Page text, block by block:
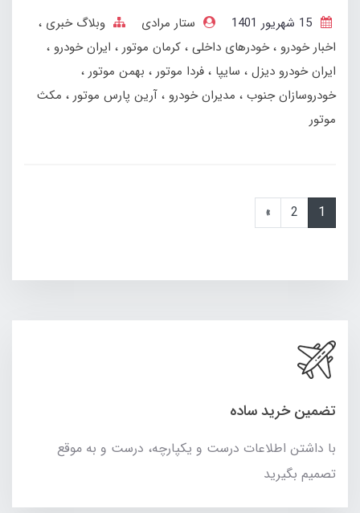
ستار مرادی
وبلاگ خبری
اخبار خودرو
خودرهای داخلی کرمان موتور
ایران خودرو
ایران خودرو دیزل
سایپا فردا موتور
بهمن‌ موتور
خودروسازان جنوب
مدیران خودرو آرین پارس موتور
مکث
موتور
1
2
»
تضمین خرید ساده
با داشتن اطلاعات درست و یکپارچه، درست و به موقع
تصمیم بگیرید